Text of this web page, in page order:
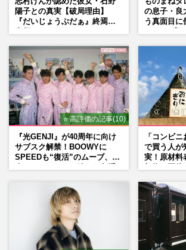
陽子との真実【破局理由】
『だいじょうぶだぁ』終焉の
の息子・良
う真面目に
⭐ 高評価の記事(10)
『光GENJI』が40周年に向け
サブスク解禁！BOOWYに
SPEEDも“復活”のムーブ、本
「コンビ
で買う人が
実！原材料